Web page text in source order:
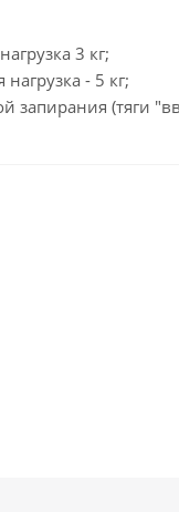
3 кг;
- 5 кг;
запирания (тяги